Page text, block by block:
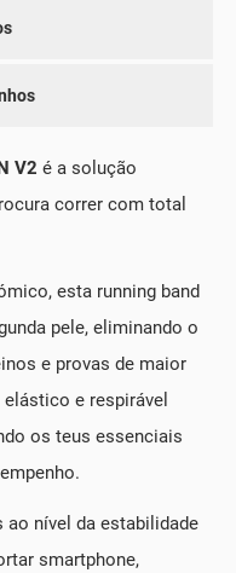
V2 é a solução
correr com total
esta running band
pele, eliminando o
e provas de maior
e respirável
os teus essenciais
ao nível da estabilidade
smartphone,